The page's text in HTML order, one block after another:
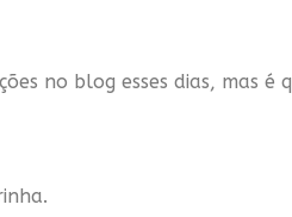
no blog esses dias, mas é